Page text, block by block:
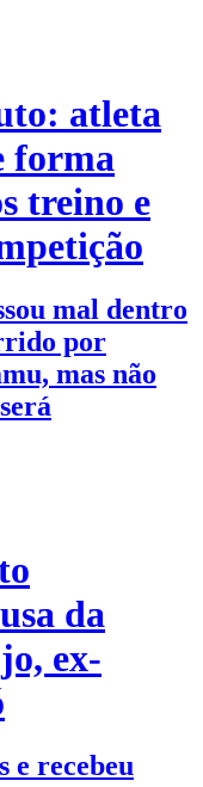
atleta
forma
treino e
mal dentro
por
mas não
da
ex-
e recebeu